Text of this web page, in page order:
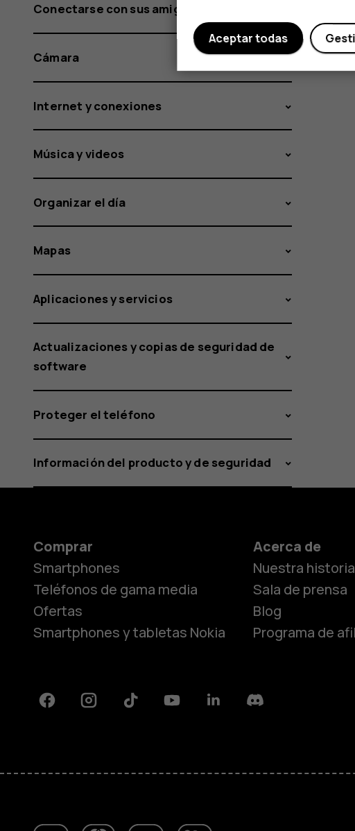
Conectarse con sus amigos y familiares
Cámara
Internet y conexiones
Música y videos
Organizar el día
Mapas
Aplicaciones y servicios
Actualizaciones y copias de seguridad de
software
Proteger el teléfono
Información del producto y de seguridad
Comprar
Smartphones
Teléfonos de gama media
Ofertas
Smartphones y tabletas Nokia
Acerca de
Nuestra historia
Sala de prensa
Blog
Programa de
FacebookInstagramTiktok YoutubeLinkedinDiscord
Aceptar todas